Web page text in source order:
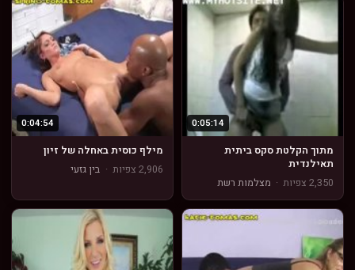
0:05:14
מתוך הקלטת סקס ביתית
תאילנדית
2,350 צפיות
· מצלמות רשת
0:04:54
מילף כוסית באחלה של זיון
2,906 צפיות
· בין גזעי